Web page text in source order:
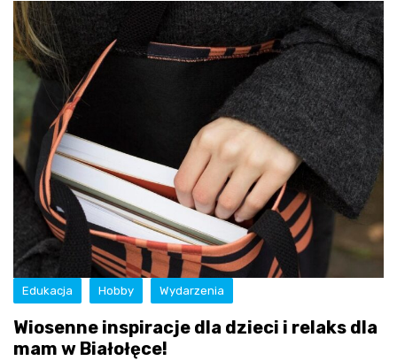
Edukacja Hobby Wydarzenia
Wiosenne inspiracje dla dzieci i relaks dla
mam w Białołęce!